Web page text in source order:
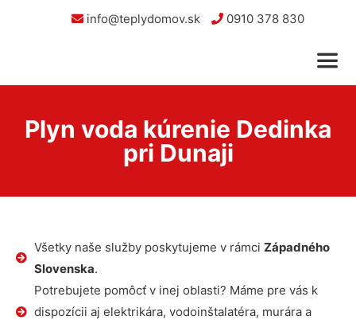
info@teplydomov.sk 0910 378 830
Plyn voda kúrenie Dedinka
pri Dunaji
Všetky naše služby poskytujeme v rámci Západného
Slovenska.
Potrebujete pomôcť v inej oblasti? Máme pre vás k
dispozícii aj elektrikára, vodoinštalatéra, murára a